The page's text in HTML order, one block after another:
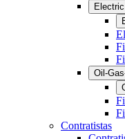
Electric
Oil-
Contratistas